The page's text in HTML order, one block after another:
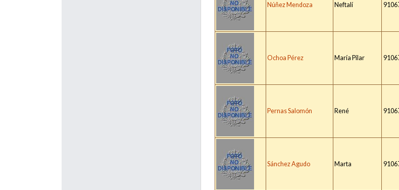
Núñez Mendoza Neftalí
Ochoa Pérez María Pilar
Pernas Salomón René
Sánchez Agudo Marta